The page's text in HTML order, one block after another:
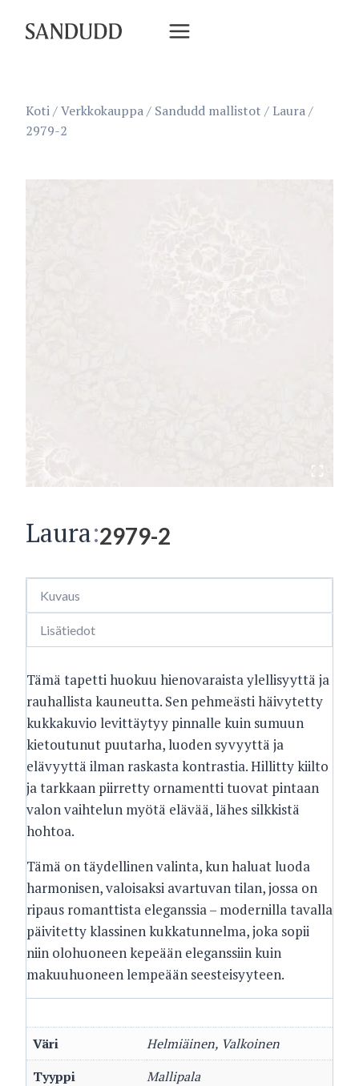
sisältöön
Koti/Verkkokauppa/ Sandudd mallistot / Laura/
2979-2
Laura:2979-2
Kuvaus
Lisätiedot
Tämä tapetti huokuu hienovaraista ylellisyyttä ja
rauhallista kauneutta. Sen pehmeästi häivytetty
kukkakuvio levittäytyy pinnalle kuin sumuun
kietoutunut puutarha, luoden syvyyttä ja
elävyyttä ilman raskasta kontrastia. Hillitty kiilto
ja tarkkaan piirretty ornamentti tuovat pintaan
valon vaihtelun myötä elävää, lähes silkkistä
hohtoa.
Tämä on täydellinen valinta, kun haluat luoda
harmonisen, valoisaksi avartuvan tilan, jossa on
ripaus romanttista eleganssia – modernilla tavalla
päivitetty klassinen kukkatunnelma, joka sopii
niin olohuoneen kepeään eleganssiin kuin
makuuhuoneen lempeään seesteisyyteen.
Väri
Helmiäinen, Valkoinen
Tyyppi
Mallipala